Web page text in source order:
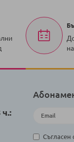
Съгласен